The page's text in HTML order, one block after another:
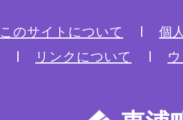
このサイトについて
個
リンクについて